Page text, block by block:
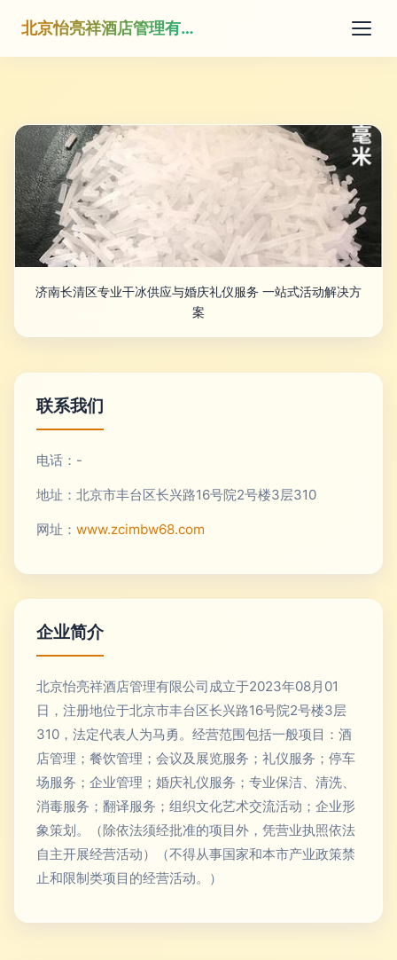
北京怡亮祥酒店管理有限公司
济南长清区专业干冰供应与婚庆礼仪服务 一站式活动解决方
案
联系我们
电话：-
地址：北京市丰台区长兴路16号院2号楼3层310
网址： www.zcimbw68.com
企业简介
北京怡亮祥酒店管理有限公司成立于2023年08月01
日，注册地位于北京市丰台区长兴路16号院2号楼3层
310，法定代表人为马勇。经营范围包括一般项目：酒
店管理；餐饮管理；会议及展览服务；礼仪服务；停车
场服务；企业管理；婚庆礼仪服务；专业保洁、清洗、
消毒服务；翻译服务；组织文化艺术交流活动；企业形
象策划。（除依法须经批准的项目外，凭营业执照依法
自主开展经营活动）（不得从事国家和本市产业政策禁
止和限制类项目的经营活动。）